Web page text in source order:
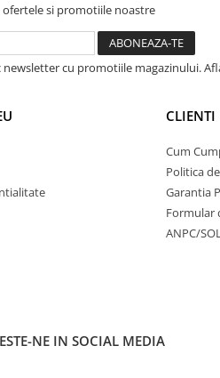
ofertele si promotiile noastre
newsletter cu promotiile magazinului.
CLIENTI
Cum
Politica
Garantia
Formular
ANPC/
NE IN SOCIAL MEDIA